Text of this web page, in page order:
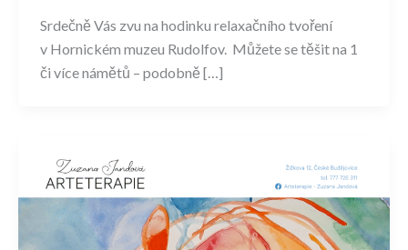
Srdečně Vás zvu na hodinku relaxačního tvoření
v Hornickém muzeu Rudolfov. Můžete se těšit na 1
či více námětů – podobně […]